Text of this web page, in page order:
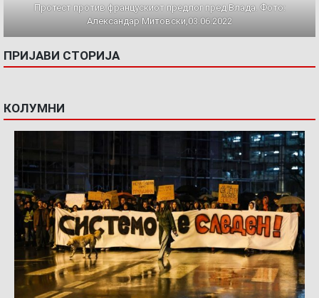
Протест против францускиот предлог пред Влада. Фото:
Александар Митовски,03.06.2022
ПРИЈАВИ СТОРИЈА
КОЛУМНИ